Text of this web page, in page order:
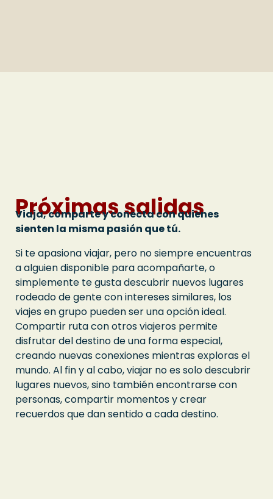
Próximas salidas
Viaja, comparte y conecta con quienes
sienten la misma pasión que tú.
Si te apasiona viajar, pero no siempre encuentras
a alguien disponible para acompañarte, o
simplemente te gusta descubrir nuevos lugares
rodeado de gente con intereses similares, los
viajes en grupo pueden ser una opción ideal.
Compartir ruta con otros viajeros permite
disfrutar del destino de una forma especial,
creando nuevas conexiones mientras exploras el
mundo. Al fin y al cabo, viajar no es solo descubrir
lugares nuevos, sino también encontrarse con
personas, compartir momentos y crear
recuerdos que dan sentido a cada destino.